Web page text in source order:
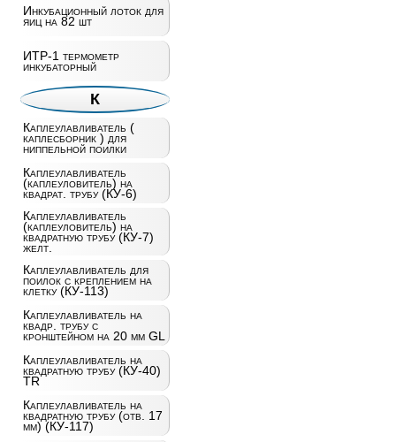
Инкубационный лоток для
яиц на 82 шт
ИТР-1 термометр
инкубаторный
К
Каплеулавливатель (
каплесборник ) для
ниппельной поилки
Каплеулавливатель
(каплеуловитель) на
квадрат. трубу (КУ-6)
Каплеулавливатель
(каплеуловитель) на
квадратную трубу (КУ-7)
желт.
Каплеулавливатель для
поилок с креплением на
клетку (КУ-113)
Каплеулавливатель на
квадр. трубу с
кронштейном на 20 мм GL
Каплеулавливатель на
квадратную трубу (КУ-40)
TR
Каплеулавливатель на
квадратную трубу (отв. 17
мм) (КУ-117)